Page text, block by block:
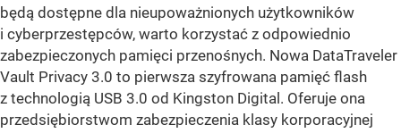
będą dostępne dla nieupoważnionych użytkowników
i cyberprzestępców, warto korzystać z odpowiednio
zabezpieczonych pamięci przenośnych. Nowa DataTraveler
Vault Privacy 3.0 to pierwsza szyfrowana pamięć flash
z technologią USB 3.0 od Kingston Digital. Oferuje ona
przedsiębiorstwom zabezpieczenia klasy korporacyjnej